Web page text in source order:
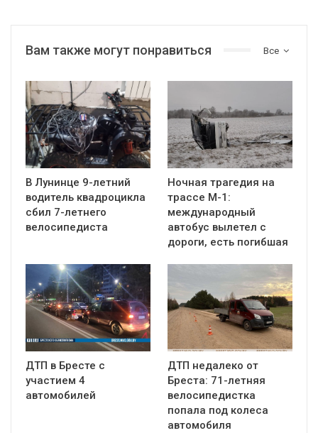
Все
Вам также могут понравиться
В Лунинце 9-летний
водитель квадроцикла
сбил 7-летнего
велосипедиста
Ночная трагедия на
трассе М-1:
международный
автобус вылетел с
дороги, есть погибшая
ДТП в Бресте с
участием 4
автомобилей
ДТП недалеко от
Бреста: 71-летняя
велосипедистка
попала под колеса
автомобиля